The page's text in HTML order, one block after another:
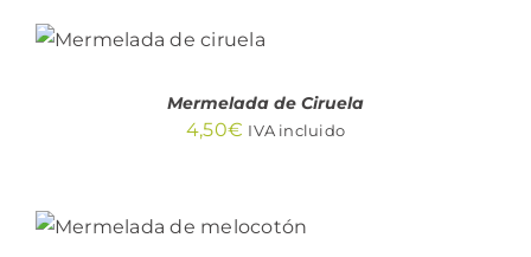
CARRITO
/
Mermelada de Ciruela
4,50€ IVA incluido
CARRITO
/